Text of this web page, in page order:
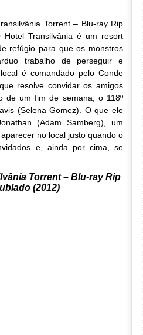
Torrent – Blu-ray Rip
Hotel Transilvânia é um resort
refúgio para que os monstros
trabalho de perseguir e
é comandado pelo Conde
resolve convidar os amigos
de um fim de semana, o 118º
(Selena Gomez). O que ele
(Adam Samberg), um
no local justo quando o
e, ainda por cima, se
Torrent – Blu-ray Rip
(2012)